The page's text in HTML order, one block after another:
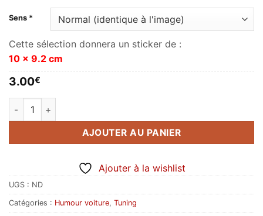
Sens *
Cette sélection donnera un sticker de :
10 x 9.2 cm
3.00€
quantité de 16 S inside
AJOUTER AU PANIER
Ajouter à la wishlist
UGS : ND
Catégories : Humour voiture, Tuning